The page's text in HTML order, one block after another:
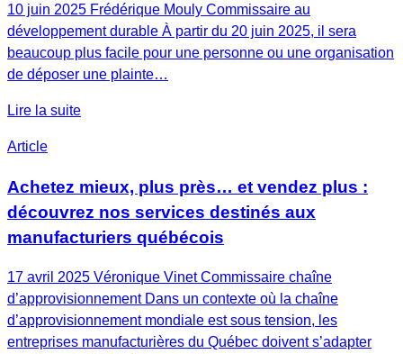
10 juin 2025 Frédérique Mouly Commissaire au
développement durable À partir du 20 juin 2025, il sera
beaucoup plus facile pour une personne ou une organisation
de déposer une plainte…
Lire la suite
Article
Achetez mieux, plus près… et vendez plus :
découvrez nos services destinés aux
manufacturiers québécois
17 avril 2025 Véronique Vinet Commissaire chaîne
d’approvisionnement Dans un contexte où la chaîne
d’approvisionnement mondiale est sous tension, les
entreprises manufacturières du Québec doivent s’adapter